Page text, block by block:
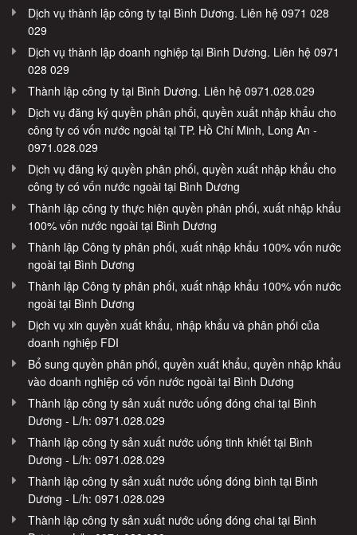
Dịch vụ thành lập công ty tại Bình Dương. Liên hệ 0971 028
029
Dịch vụ thành lập doanh nghiệp tại Bình Dương. Liên hệ 0971
028 029
Thành lập công ty tại Bình Dương. Liên hệ 0971.028.029
Dịch vụ đăng ký quyền phân phối, quyền xuất nhập khẩu cho
công ty có vốn nước ngoài tại TP. Hồ Chí Minh, Long An -
0971.028.029
Dịch vụ đăng ký quyền phân phối, quyền xuất nhập khẩu cho
công ty có vốn nước ngoài tại Bình Dương
Thành lập công ty thực hiện quyền phân phối, xuất nhập khẩu
100% vốn nước ngoài tại Bình Dương
Thành lập Công ty phân phối, xuất nhập khẩu 100% vốn nước
ngoài tại Bình Dương
Thành lập Công ty phân phối, xuất nhập khẩu 100% vốn nước
ngoài tại Bình Dương
Dịch vụ xin quyền xuất khẩu, nhập khẩu và phân phối của
doanh nghiệp FDI
Bổ sung quyền phân phối, quyền xuất khẩu, quyền nhập khẩu
vào doanh nghiệp có vốn nước ngoài tại Bình Dương
Thành lập công ty sản xuất nước uống đóng chai tại Bình
Dương - L/h: 0971.028.029
Thành lập công ty sản xuất nước uống tinh khiết tại Bình
Dương - L/h: 0971.028.029
Thành lập công ty sản xuất nước uống đóng bình tại Bình
Dương - L/h: 0971.028.029
Thành lập công ty sản xuất nước uống đóng chai tại Bình